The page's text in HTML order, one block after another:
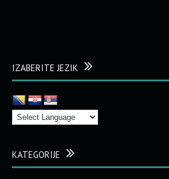
IZABERITE JEZIK
KATEGORIJE